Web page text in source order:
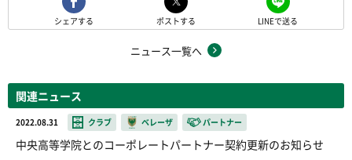
シェアする ポストする LINEで送る
ニュース一覧へ
関連ニュース
2022.08.31 クラブ ベレーザ パートナー
中央高等学院とのコーポレートパートナー契約更新のお知らせ